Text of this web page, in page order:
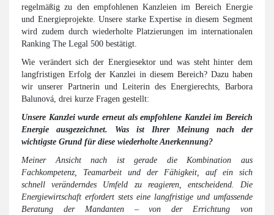
regelmäßig zu den empfohlenen Kanzleien im Bereich Energie
und Energieprojekte. Unsere starke Expertise in diesem Segment
wird zudem durch wiederholte Platzierungen im internationalen
Ranking The Legal 500 bestätigt.
Wie verändert sich der Energiesektor und was steht hinter dem
langfristigen Erfolg der Kanzlei in diesem Bereich? Dazu haben
wir unserer Partnerin und Leiterin des Energierechts, Barbora
Balunová, drei kurze Fragen gestellt:
Unsere Kanzlei wurde erneut als empfohlene Kanzlei im Bereich
Energie ausgezeichnet. Was ist Ihrer Meinung nach der
wichtigste Grund für diese wiederholte Anerkennung?
Meiner Ansicht nach ist gerade die Kombination aus
Fachkompetenz, Teamarbeit und der Fähigkeit, auf ein sich
schnell veränderndes Umfeld zu reagieren, entscheidend. Die
Energiewirtschaft erfordert stets eine langfristige und umfassende
Beratung der Mandanten – von der Errichtung von